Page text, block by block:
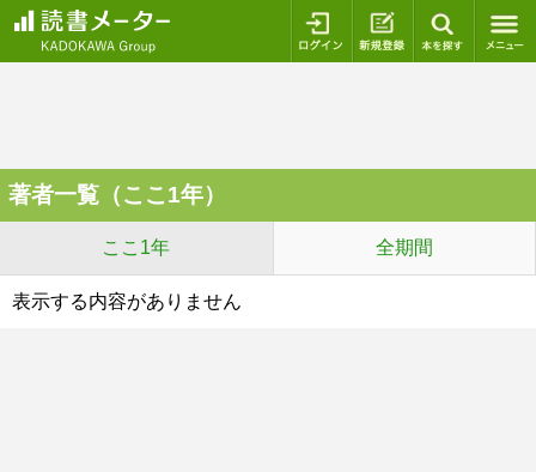
ログイン 新規登録
著者一覧（ここ1年）
ここ1年 全期間
表示する内容がありません